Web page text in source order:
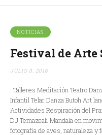
NOTICIAS
Festival de Arte
JULIO 8, 2016
Talleres Meditación Teatro
Infantil Telar Danza Butoh Art
Actividades Respiración del
DJ Temazcali Mandala en
fotografía de aves, naturaleza y